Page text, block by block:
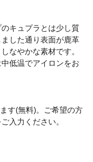
キュプラとは少し質
した通り表面が鹿革
なやかな素材です。
低温でアイロンをお
す(無料)。ご希望の方
入力ください。